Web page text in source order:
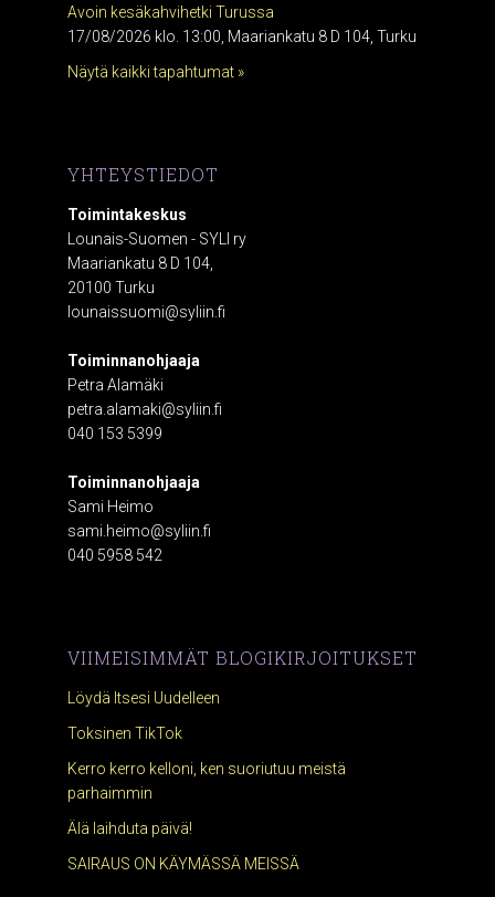
Avoin kesäkahvihetki Turussa
17/08/2026 klo. 13:00, Maariankatu 8 D 104, Turku
Näytä kaikki tapahtumat »
YHTEYSTIEDOT
Toimintakeskus
Lounais-Suomen - SYLI ry
Maariankatu 8 D 104,
20100 Turku
lounaissuomi@syliin.fi
Toiminnanohjaaja
Petra Alamäki
petra.alamaki@syliin.fi
040 153 5399
Toiminnanohjaaja
Sami Heimo
sami.heimo@syliin.fi
040 5958 542
VIIMEISIMMÄT BLOGIKIRJOITUKSET
Löydä Itsesi Uudelleen
Toksinen TikTok
Kerro kerro kelloni, ken suoriutuu meistä
parhaimmin
Älä laihduta päivä!
SAIRAUS ON KÄYMÄSSÄ MEISSÄ